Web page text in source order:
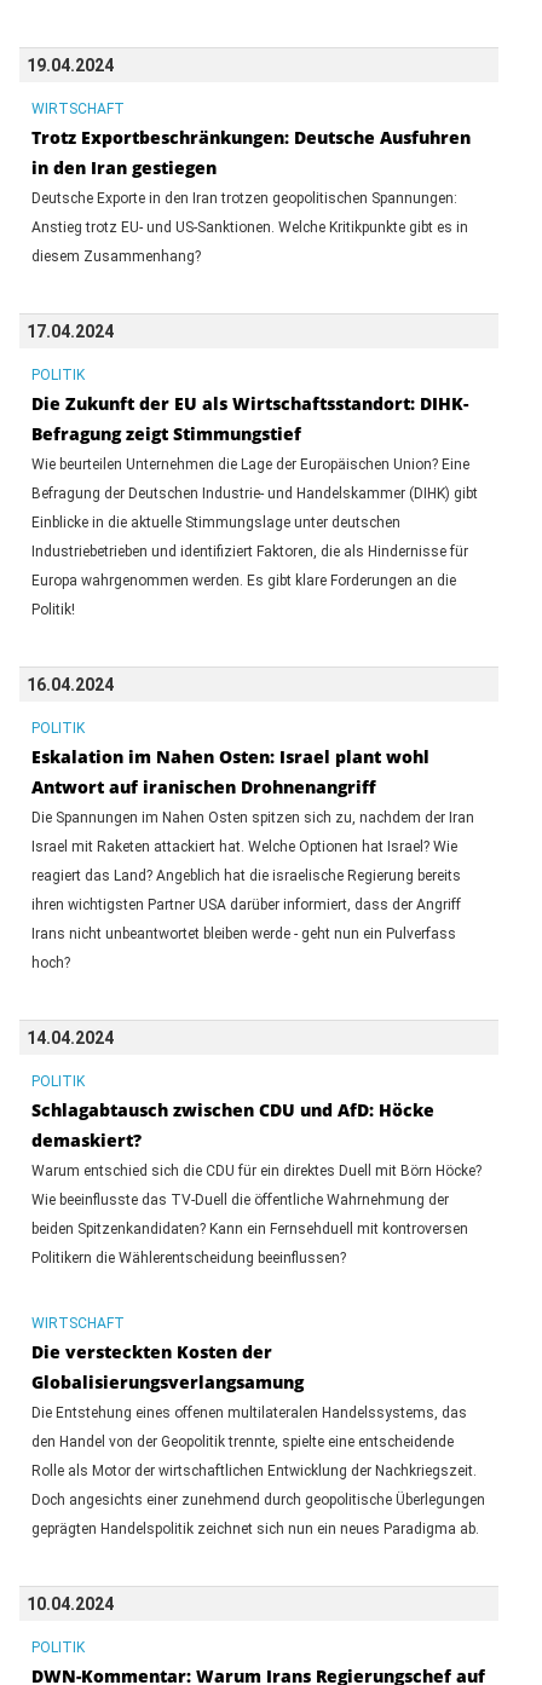
19.04.2024
WIRTSCHAFT
Trotz Exportbeschränkungen: Deutsche Ausfuhren
in den Iran gestiegen
Deutsche Exporte in den Iran trotzen geopolitischen Spannungen:
Anstieg trotz EU- und US-Sanktionen. Welche Kritikpunkte gibt es in
diesem Zusammenhang?
17.04.2024
POLITIK
Die Zukunft der EU als Wirtschaftsstandort: DIHK-
Befragung zeigt Stimmungstief
Wie beurteilen Unternehmen die Lage der Europäischen Union? Eine
Befragung der Deutschen Industrie- und Handelskammer (DIHK) gibt
Einblicke in die aktuelle Stimmungslage unter deutschen
Industriebetrieben und identifiziert Faktoren, die als Hindernisse für
Europa wahrgenommen werden. Es gibt klare Forderungen an die
Politik!
16.04.2024
POLITIK
Eskalation im Nahen Osten: Israel plant wohl
Antwort auf iranischen Drohnenangriff
Die Spannungen im Nahen Osten spitzen sich zu, nachdem der Iran
Israel mit Raketen attackiert hat. Welche Optionen hat Israel? Wie
reagiert das Land? Angeblich hat die israelische Regierung bereits
ihren wichtigsten Partner USA darüber informiert, dass der Angriff
Irans nicht unbeantwortet bleiben werde - geht nun ein Pulverfass
hoch?
14.04.2024
POLITIK
Schlagabtausch zwischen CDU und AfD: Höcke
demaskiert?
Warum entschied sich die CDU für ein direktes Duell mit Börn Höcke?
Wie beeinflusste das TV-Duell die öffentliche Wahrnehmung der
beiden Spitzenkandidaten? Kann ein Fernsehduell mit kontroversen
Politikern die Wählerentscheidung beeinflussen?
WIRTSCHAFT
Die versteckten Kosten der
Globalisierungsverlangsamung
Die Entstehung eines offenen multilateralen Handelssystems, das
den Handel von der Geopolitik trennte, spielte eine entscheidende
Rolle als Motor der wirtschaftlichen Entwicklung der Nachkriegszeit.
Doch angesichts einer zunehmend durch geopolitische Überlegungen
geprägten Handelspolitik zeichnet sich nun ein neues Paradigma ab.
10.04.2024
POLITIK
DWN-Kommentar: Warum Irans Regierungschef auf